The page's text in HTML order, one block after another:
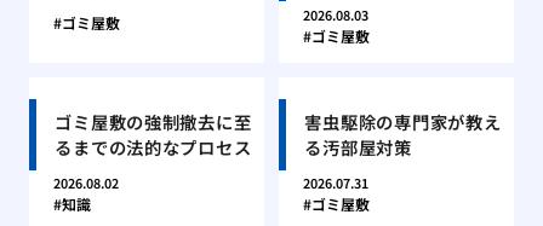
ゴミ屋敷 2026.08.03
ゴミ屋敷
ゴミ屋敷の強制撤去に至
るまでの法的なプロセス
2026.08.02
知識
害虫駆除の専門家が教え
る汚部屋対策
2026.07.31
ゴミ屋敷